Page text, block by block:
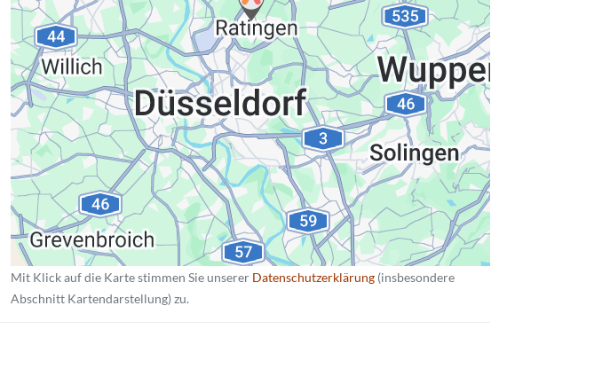
Datenschutzerklärung
Mit Klick auf die Karte stimmen Sie unserer Datenschutzerklärung (insbesondere
Abschnitt Kartendarstellung) zu.